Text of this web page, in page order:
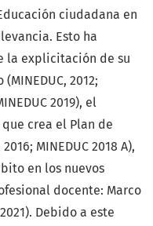
ciudadana en
Esto ha
la explicitación de su
2012;
2019), el
crea el Plan de
MINEDUC 2018 A),
en los nuevos
docente: Marco
Debido a este